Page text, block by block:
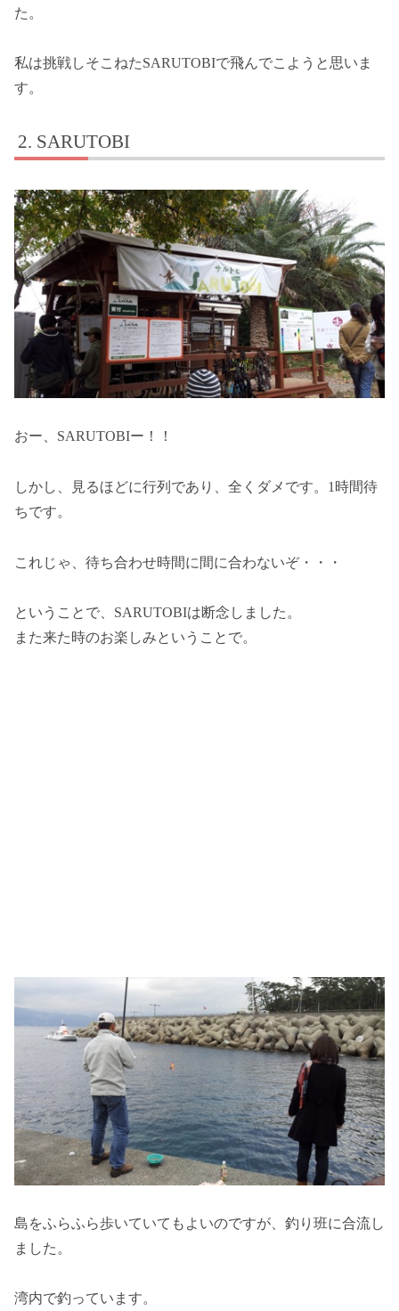
た。
私は挑戦しそこねたSARUTOBIで飛んでこようと思いま
す。
SARUTOBI
おー、SARUTOBIー！！
しかし、見るほどに行列であり、全くダメです。1時間待
ちです。
これじゃ、待ち合わせ時間に間に合わないぞ・・・
ということで、SARUTOBIは断念しました。
また来た時のお楽しみということで。
島をふらふら歩いていてもよいのですが、釣り班に合流し
ました。
湾内で釣っています。